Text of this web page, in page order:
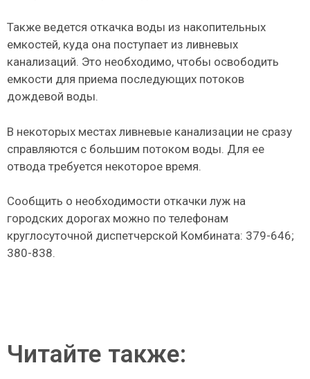
Также ведется откачка воды из накопительных
емкостей, куда она поступает из ливневых
канализаций. Это необходимо, чтобы освободить
емкости для приема последующих потоков
дождевой воды.
В некоторых местах ливневые канализации не сразу
справляются с большим потоком воды. Для ее
отвода требуется некоторое время.
Сообщить о необходимости откачки луж на
городских дорогах можно по телефонам
круглосуточной диспетчерской Комбината: 379-646;
380-838.
Читайте также: